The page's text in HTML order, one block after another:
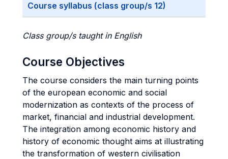
Course syllabus (class group/s 12)
Class group/s taught in English
Course Objectives
The course considers the main turning points
of the european economic and social
modernization as contexts of the process of
market, financial and industrial development.
The integration among economic history and
history of economic thought aims at illustrating
the transformation of western civilisation